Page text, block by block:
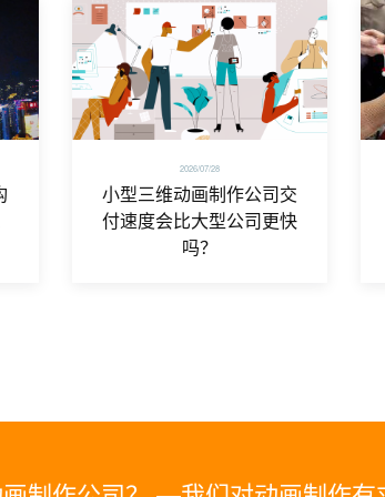
2026/07/28
小型三维动画制作公司交
付速度会比大型公司更快
吗？